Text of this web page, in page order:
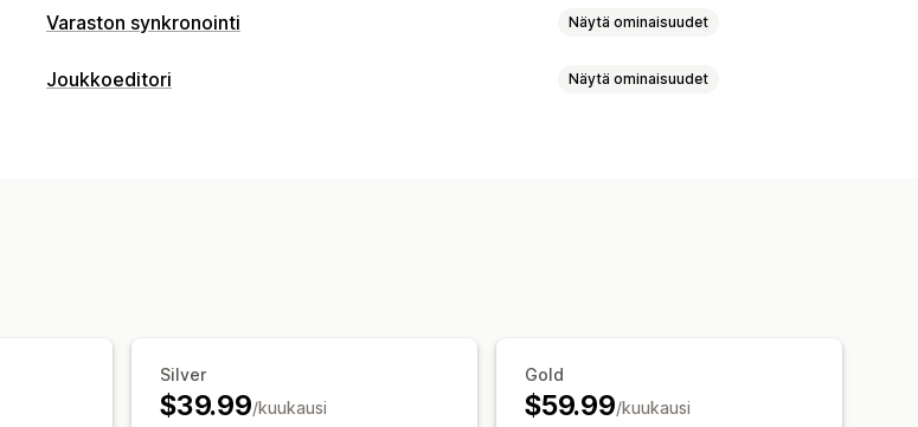
Varaston synkronointi Näytä ominaisuudet
Synkronoinnin tyyppi
Joukkoeditori Näytä ominaisuudet
Ajastetut tehtävät
Silver
$39.99/kuukausi
Gold
$59.99/kuukausi